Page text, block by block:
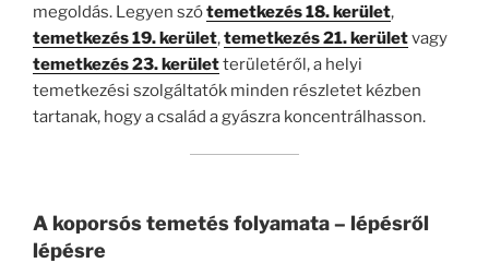
megoldás. Legyen szótemetkezés 18. kerület,
temetkezés 19. kerület,temetkezés 21. kerületvagy
temetkezés 23. kerületterületéről, a helyi
temetkezési szolgáltatók minden részletet kézben
tartanak, hogy a család a gyászra koncentrálhasson.
A koporsós temetés folyamata – lépésről
lépésre